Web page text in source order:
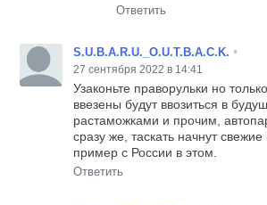
Ответить
S.U.B.A.R.U._O.U.T.B.A.C.K. •
27 сентября 2022 в 14:41
Узаконьте праворульки но
ввезены будут ввозиться в
растаможками и прочим,
сразу же, таскать начнут
пример с России в этом.
Ответить